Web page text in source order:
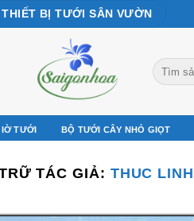
THIẾT BỊ TƯỚI SÂN VƯỜN
Tìm
kiếm:
TƯỚI BỘ TƯỚI CÂY NHỎ GIỌT
TÁC GIẢ: THUC LINH